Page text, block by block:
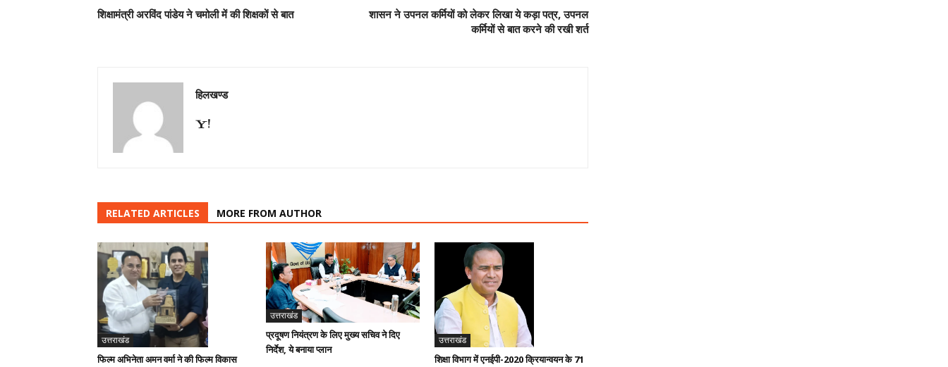
शिक्षामंत्री अरविंद पांडेय ने चमोली में की शिक्षकों से बात
शासन ने उपनल कर्मियों को लेकर लिखा ये कड़ा पत्र, उपनल
कर्मियों से बात करने की रखी शर्त
हिलखण्ड
RELATED ARTICLES MORE FROM AUTHOR
उत्तराखंड
फिल्म अभिनेता अमन वर्मा ने की फिल्म विकास
उत्तराखंड
प्रदूषण नियंत्रण के लिए मुख्य सचिव ने दिए
निर्देश, ये बनाया प्लान
उत्तराखंड
शिक्षा विभाग में एनईपी-2020 क्रियान्वयन के 71